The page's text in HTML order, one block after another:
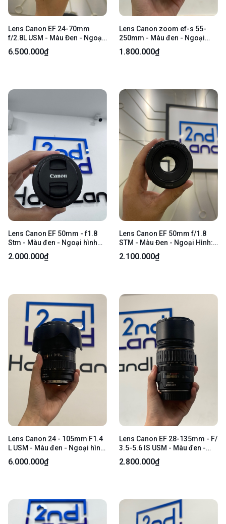
Lens Canon EF 24-70mm
f/2.8L USM - Màu Đen - Ngoại
Hình: 97% - Body
6.500.000₫
Lens Canon zoom ef-s 55-
250mm - Màu đen - Ngoại
hình: 97% - Bụi trong nhẹ -
Body
1.800.000₫
Lens Canon EF 50mm - f1.8
Stm - Màu đen - Ngoại hình
98% - Body
2.000.000₫
Lens Canon EF 50mm f/1.8
STM - Màu Đen - Ngoại Hình:
97% - Body
2.100.000₫
Lens Canon 24 - 105mm F1.4
L USM - Màu đen - Ngoại hình:
98% - Body
6.000.000₫
Lens Canon EF 28-135mm - F/
3.5-5.6 IS USM - Màu đen -
Ngoại hình: 98% - Kèm hood +
cap
2.800.000₫